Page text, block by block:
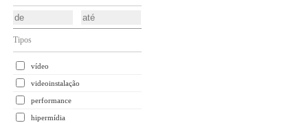
Tipos
vídeo
videoinstalação
performance
hipermídia